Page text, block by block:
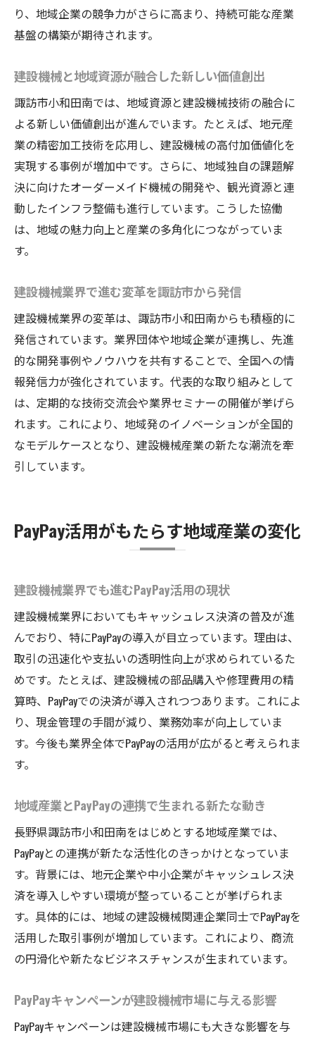
り、地域企業の競争力がさらに高まり、持続可能な産業
基盤の構築が期待されます。
建設機械と地域資源が融合した新しい価値創出
諏訪市小和田南では、地域資源と建設機械技術の融合に
よる新しい価値創出が進んでいます。たとえば、地元産
業の精密加工技術を応用し、建設機械の高付加価値化を
実現する事例が増加中です。さらに、地域独自の課題解
決に向けたオーダーメイド機械の開発や、観光資源と連
動したインフラ整備も進行しています。こうした協働
は、地域の魅力向上と産業の多角化につながっていま
す。
建設機械業界で進む変革を諏訪市から発信
建設機械業界の変革は、諏訪市小和田南からも積極的に
発信されています。業界団体や地域企業が連携し、先進
的な開発事例やノウハウを共有することで、全国への情
報発信力が強化されています。代表的な取り組みとして
は、定期的な技術交流会や業界セミナーの開催が挙げら
れます。これにより、地域発のイノベーションが全国的
なモデルケースとなり、建設機械産業の新たな潮流を牽
引しています。
PayPay活用がもたらす地域産業の変化
建設機械業界でも進むPayPay活用の現状
建設機械業界においてもキャッシュレス決済の普及が進
んでおり、特にPayPayの導入が目立っています。理由は、
取引の迅速化や支払いの透明性向上が求められているた
めです。たとえば、建設機械の部品購入や修理費用の精
算時、PayPayでの決済が導入されつつあります。これによ
り、現金管理の手間が減り、業務効率が向上していま
す。今後も業界全体でPayPayの活用が広がると考えられま
す。
地域産業とPayPayの連携で生まれる新たな動き
長野県諏訪市小和田南をはじめとする地域産業では、
PayPayとの連携が新たな活性化のきっかけとなっていま
す。背景には、地元企業や中小企業がキャッシュレス決
済を導入しやすい環境が整っていることが挙げられま
す。具体的には、地域の建設機械関連企業同士でPayPayを
活用した取引事例が増加しています。これにより、商流
の円滑化や新たなビジネスチャンスが生まれています。
PayPayキャンペーンが建設機械市場に与える影響
PayPayキャンペーンは建設機械市場にも大きな影響を与